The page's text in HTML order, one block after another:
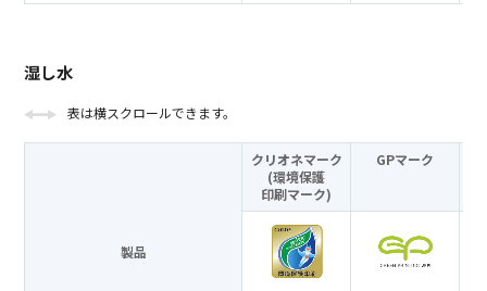
湿し水
表は横スクロールできます。
製品
クリオネマーク
(環境保護
印刷マーク)
GPマーク